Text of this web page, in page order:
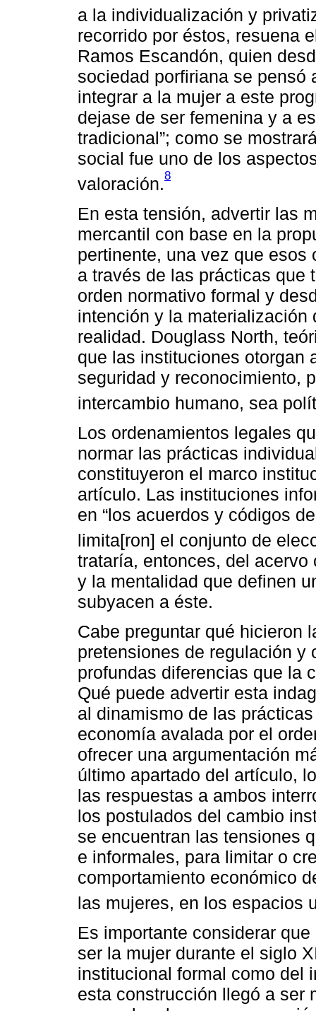
a la individualización y
recorrido por éstos, resuena
Ramos Escandón, quien
sociedad porfiriana se
integrar a la mujer a este
dejase de ser femenina y a
tradicional”; como se
social fue uno de los
valoración.8
En esta tensión, advertir las
mercantil con base en la
pertinente, una vez que
a través de las prácticas que
orden normativo formal y
intención y la materialización
realidad. Douglass North,
que las instituciones otorgan
seguridad y reconocimiento,
intercambio humano, sea
Los ordenamientos legales
normar las prácticas
constituyeron el marco
artículo. Las instituciones
en “los acuerdos y códigos
limita[ron] el conjunto de
trataría, entonces, del
y la mentalidad que definen
subyacen a éste.
Cabe preguntar qué hicieron
pretensiones de regulación y
profundas diferencias que la
Qué puede advertir esta
al dinamismo de las
economía avalada por el
ofrecer una argumentación
último apartado del artículo,
las respuestas a ambos
los postulados del cambio
se encuentran las tensiones
e informales, para limitar o
comportamiento económico
las mujeres, en los espacios
Es importante considerar
ser la mujer durante el siglo
institucional formal como del
esta construcción llegó a ser